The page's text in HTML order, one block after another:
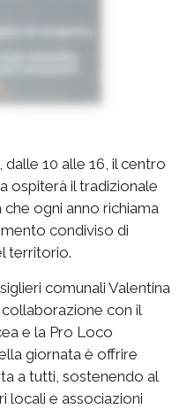
10 alle 16, il centro
ospiterà il tradizionale
ogni anno richiama
condiviso di
territorio.
comunali Valentina
con il
e la Pro Loco
giornata è offrire
a tutti, sostenendo al
locali e associazioni